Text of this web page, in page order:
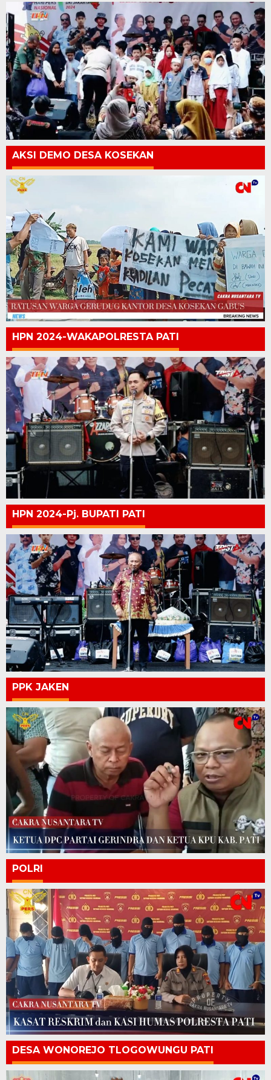
AKSI DEMO DESA KOSEKAN
HPN 2024-WAKAPOLRESTA PATI
HPN 2024-Pj. BUPATI PATI
PPK JAKEN
POLRI
DESA WONOREJO TLOGOWUNGU PATI